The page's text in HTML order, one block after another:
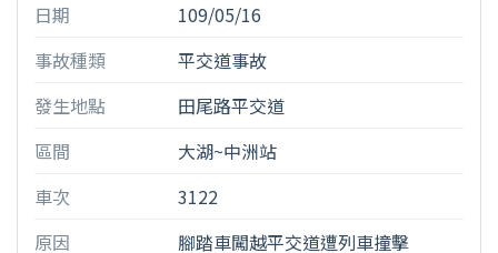
日期
109/05/16
事故種類
平交道事故
發生地點
田尾路平交道
區間
大湖~中洲站
車次
3122
原因
腳踏車闖越平交道遭列車撞擊